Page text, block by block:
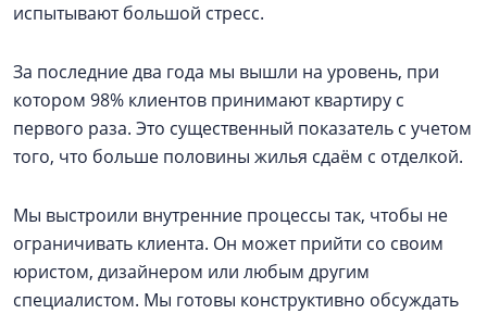
испытывают большой стресс.
За последние два года мы вышли на уровень, при
котором 98% клиентов принимают квартиру с
первого раза. Это существенный показатель с учетом
того, что больше половины жилья сдаём с отделкой.
Мы выстроили внутренние процессы так, чтобы не
ограничивать клиента. Он может прийти со своим
юристом, дизайнером или любым другим
специалистом. Мы готовы конструктивно обсуждать